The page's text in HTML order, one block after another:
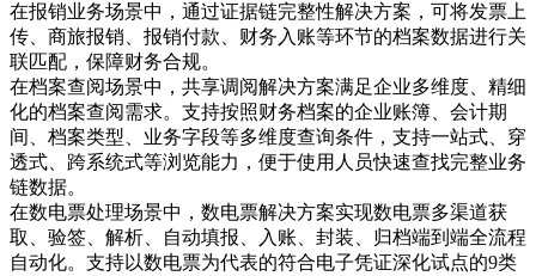
在报销业务场景中，通过证据链完整性解决方案，可将发票上
传、商旅报销、报销付款、财务入账等环节的档案数据进行关
联匹配，保障财务合规。
在档案查阅场景中，共享调阅解决方案满足企业多维度、精细
化的档案查阅需求。支持按照财务档案的企业账簿、会计期
间、档案类型、业务字段等多维度查询条件，支持一站式、穿
透式、跨系统式等浏览能力，便于使用人员快速查找完整业务
链数据。
在数电票处理场景中，数电票解决方案实现数电票多渠道获
取、验签、解析、自动填报、入账、封装、归档端到端全流程
自动化。支持以数电票为代表的符合电子凭证深化试点的9类